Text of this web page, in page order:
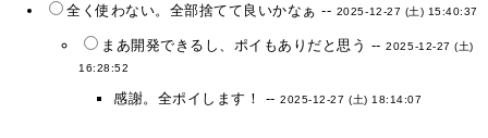
全く使わない。全部捨てて良いかなぁ -- 2025-12-27 (土) 15:40:37
まあ開発できるし、ポイもありだと思う --2025-12-27 (土)
16:28:52
感謝。全ポイします！ --2025-12-27 (土) 18:14:07